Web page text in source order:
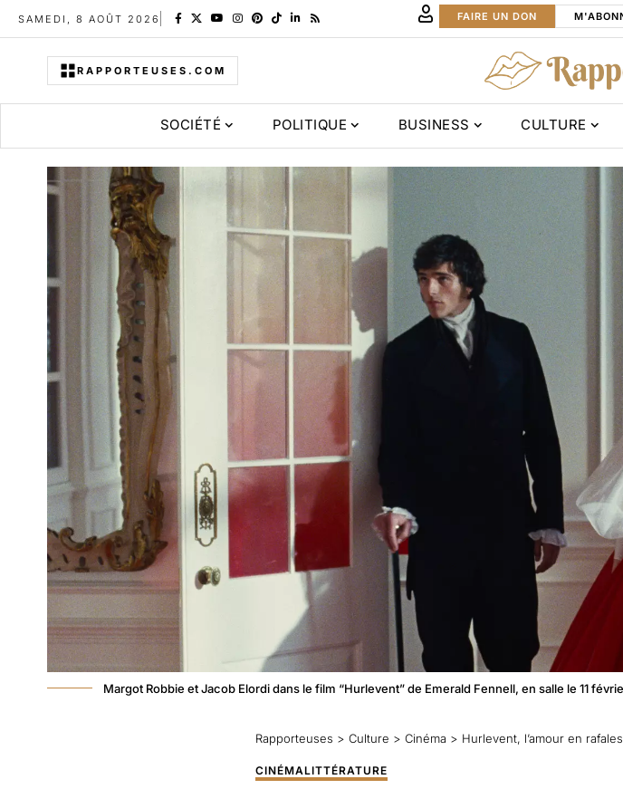
SAMEDI, 8 AOÛT 2026 FAIRE UN DON
RAPPORTEUSES.COM
SOCIÉTÉ POLITIQUE BUSINESS CULTURE
Margot Robbie et Jacob Elordi dans le film “Hurlevent” de Emerald Fennell, en salle le 11
Rapporteuses > Culture > Cinéma > Hurlevent, l’amour en
CINÉMALITTÉRATURE